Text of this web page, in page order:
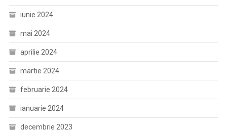
iunie 2024
mai 2024
aprilie 2024
martie 2024
februarie 2024
ianuarie 2024
decembrie 2023